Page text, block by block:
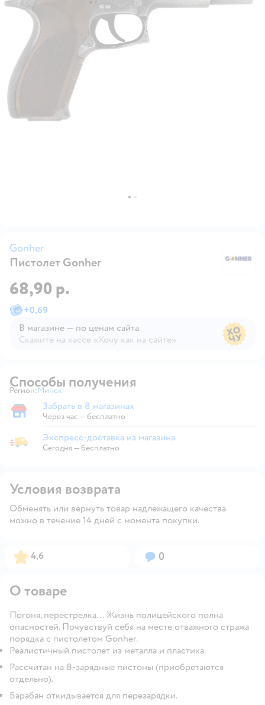
Gonher
Пистолет Gonher
68,90 р.
+0,69
В магазине — по ценам сайта
Скажите на кассе «Хочу как на сайте»
Способы получения
Регион: Выбор адреса доставки.
Минск
Забрать в магазине
Забрать в 8 магазинах
Через час — бесплатно
Экспресс-доставка из магазина
Экспресс-доставка из магазина
Сегодня—бесплатно
Условия возврата
Обменять или вернуть товар надлежащего качества
можно в течение 14 дней с момента покупки.
Рейтинг:
4,6 Вопросов:
0
О товаре
Погоня, перестрелка… Жизнь полицейского полна
опасностей. Почувствуй себя на месте отважного стража
порядка с пистолетом Gonher.
Реалистичный пистолет из металла и пластика.
Рассчитан на 8-зарядные пистоны (приобретаются
отдельно).
Барабан откидывается для перезарядки.